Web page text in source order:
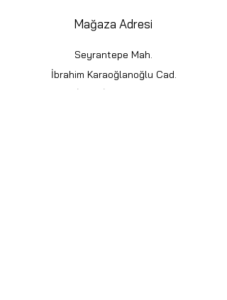
Mağaza Adresi
Seyrantepe Mah.
İbrahim Karaoğlanoğlu Cad.